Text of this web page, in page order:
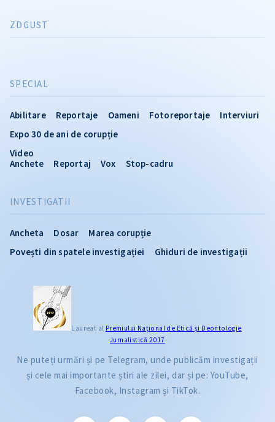
INVESTIGATII
Ancheta Dosar
Marea corupție
Povești din spatele investigației
Ghiduri de investigații
SPECIAL
Abilitare Reportaje Oameni Fotoreportaje
Interviuri
Expo 30 de ani de corupție
Video
Anchete
Reportaj Vox Stop-cadru
ZDGUST
Laureat al Premiului Naţional de Etică și Deontologie
Jurnalistică 2017
Ne puteți urmări și pe Telegram, unde publicăm investigații
și cele mai importante știri ale zilei, dar și pe: YouTube,
Facebook, Instagram și TikTok.